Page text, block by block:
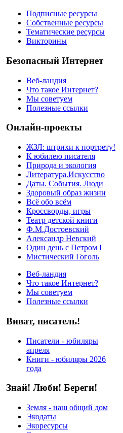
Подписные ресурсы
Собственные ресурсы
Тематические ресурсы
Викторины
Безопасный Интернет
Веб-ландия
Что такое Интернет?
Мы советуем
Полезные ссылки
Онлайн-проекты
ЖЗЛ: штрихи к портрету!
К юбилею писателя
Природа и экология
Литература.Искусство
Даты. События. Люди
Здоровый образ жизни
Всё обо всём
Кроссворды, игры
Театр детской книги
Ф.М.Достоевский
Александр Невский
Один день с Петром I
Мистический Гоголь
Веб-ландия
Что такое Интернет?
Мы советуем
Полезные ссылки
Виват, писатель!
Писатели - юбиляры
апреля
Книги - юбиляры 2026
года
Знай! Люби! Береги!
Земля - наш общий дом
Экодаты
Экоресурсы